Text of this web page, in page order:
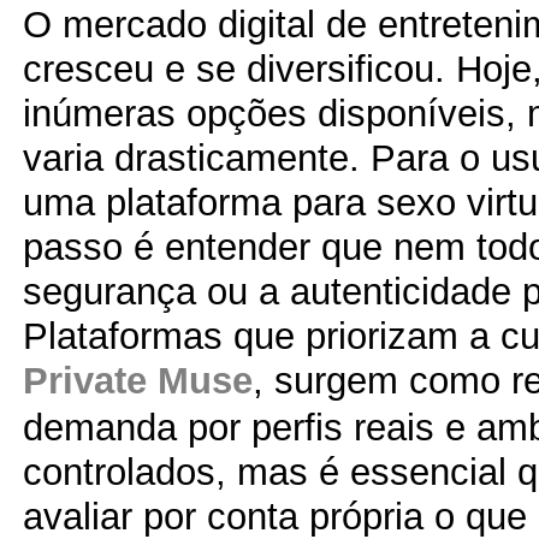
O mercado digital de
cresceu e se diversificou.
inúmeras opções disponíveis,
varia drasticamente. Para o
uma plataforma para sexo
passo é entender que nem
segurança ou a autenticidade
Plataformas que priorizam a
Private Muse, surgem como
demanda por perfis reais e
controlados, mas é essencial
avaliar por conta própria o